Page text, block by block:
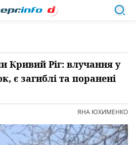
Кривий Ріг: влучання у
є загиблі та поранені
ЯНА ЮХИМЕНКО